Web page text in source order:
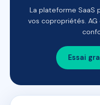
La plateforme SaaS
vos copropriétés. AG
Essai